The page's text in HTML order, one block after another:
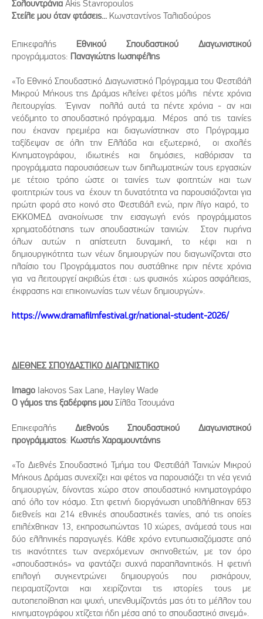
Σολουντράνια Akis Stavropoulos
Στείλε μου όταν φτάσεις... Κωνσταντίνος Ταλιαδούρος
Επικεφαλής Εθνικού Σπουδαστικού Διαγωνιστικού
προγράμματος: Παναγιώτης Ιωσηφέλης
«Το Εθνικό Σπουδαστικό Διαγωνιστικό Πρόγραμμα του Φεστιβάλ
Μικρού Μήκους της Δράμας κλείνει φέτος μόλις πέντε χρόνια
λειτουργίας. Έγιναν πολλά αυτά τα πέντε χρόνια - αν και
νεόδμητο το σπουδαστικό πρόγραμμα. Μέρος από τις ταινίες
που έκαναν πρεμιέρα και διαγωνίστηκαν στο Πρόγραμμα
ταξίδεψαν σε όλη την Ελλάδα και εξωτερικό, οι σχολές
Κινηματογράφου, ιδιωτικές και δημόσιες, καθόρισαν τα
προγράμματα παρουσιάσεων των διπλωματικών τους εργασιών
με τέτοιο τρόπο ώστε οι ταινίες των φοιτητών και των
φοιτητριών τους να έχουν τη δυνατότητα να παρουσιάζονται για
πρώτη φορά στο κοινό στο Φεστιβάλ ενώ, πριν λίγο καιρό, το
ΕΚΚΟΜΕΔ ανακοίνωσε την εισαγωγή ενός προγράμματος
χρηματοδότησης των σπουδαστικών ταινιών. Στον πυρήνα
όλων αυτών η απίστευτη δυναμική, το κέφι και η
δημιουργικότητα των νέων δημιουργών που διαγωνίζονται στο
πλαίσιο του Προγράμματος που συστάθηκε πριν πέντε χρόνια
για να λειτουργεί ακριβώς έτσι : ως φυσικός χώρος ασφάλειας,
έκφρασης και επικοινωνίας των νέων δημιουργών».
https://www.dramafilmfestival.gr/national-student-2026/
ΔΙΕΘΝΕΣ ΣΠΟΥΔΑΣΤΙΚΟ ΔΙΑΓΩΝΙΣΤΙΚΟ
Imago Iakovos Sax Lane, Hayley Wade
Ο γάμος της ξαδέρφης μου Σίλβα Τσουμάνα
Επικεφαλής Διεθνούς Σπουδαστικού
Διαγωνιστικού
προγράμματος: Κωστής Χαραμουντάνης
«Το Διεθνές Σπουδαστικό Τμήμα του Φεστιβάλ Ταινιών Μικρού
Μήκους Δράμας συνεχίζει και φέτος να παρουσιάζει τη νέα γενιά
δημιουργών, δίνοντας χώρο στον σπουδαστικό κινηματογράφο
από όλο τον κόσμο. Στη φετινή διοργάνωση υποβλήθηκαν 653
διεθνείς και 214 εθνικές σπουδαστικές ταινίες, από τις οποίες
επιλέχθηκαν 13, εκπροσωπώντας 10 χώρες, ανάμεσά τους και
δύο ελληνικές παραγωγές. Κάθε χρόνο εντυπωσιαζόμαστε από
τις ικανότητες των ανερχόμενων σκηνοθετών, με τον όρο
«σπουδαστικός» να φαντάζει συχνά παραπλανητικός. Η φετινή
επιλογή συγκεντρώνει δημιουργούς που ρισκάρουν,
πειραματίζονται και χειρίζονται τις ιστορίες τους με
αυτοπεποίθηση και ψυχή, υπενθυμίζοντάς μας ότι το μέλλον του
κινηματογράφου χτίζεται ήδη μέσα από το σπουδαστικό σινεμά».